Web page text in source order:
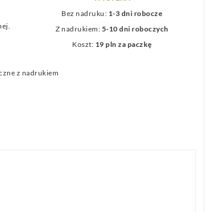
Bez nadruku: 1-3 dni robocze
Z nadrukiem: 5-10 dni roboczych
Koszt: 19 pln za paczkę
z nadrukiem